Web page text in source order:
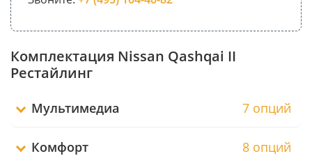
Комплектация Nissan Qashqai II
Рестайлинг
Мультимедиа 7 опций
Комфорт 8 опций